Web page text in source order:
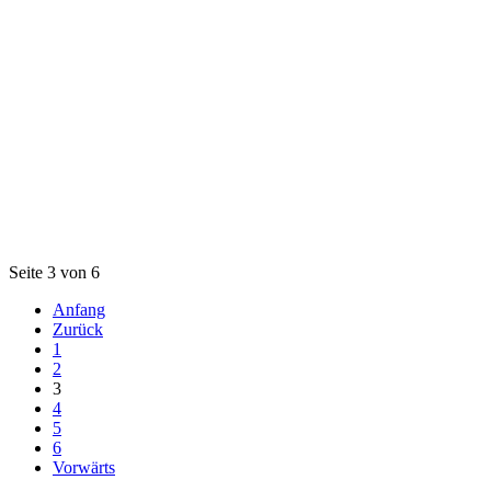
Seite 3 von 6
Anfang
Zurück
1
2
3
4
5
6
Vorwärts